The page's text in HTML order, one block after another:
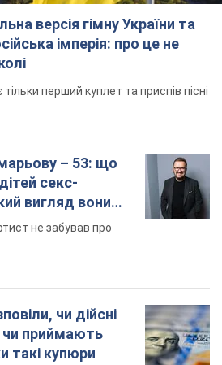
версія гімну України та
імперія: про це не
перший куплет та приспів пісні
– 53: що
секс-
вигляд вони
не забував про
чи дійсні
чи приймають
такі купюри